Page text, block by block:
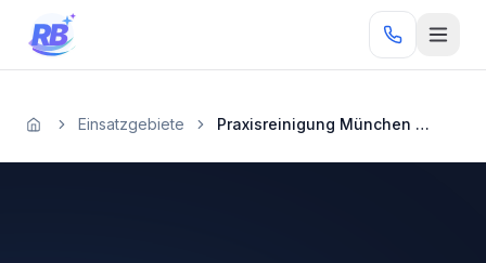
Zum Inhalt springen
RB
StartseiteEinsatzgebiete Praxisreinigung München Taufkirchen